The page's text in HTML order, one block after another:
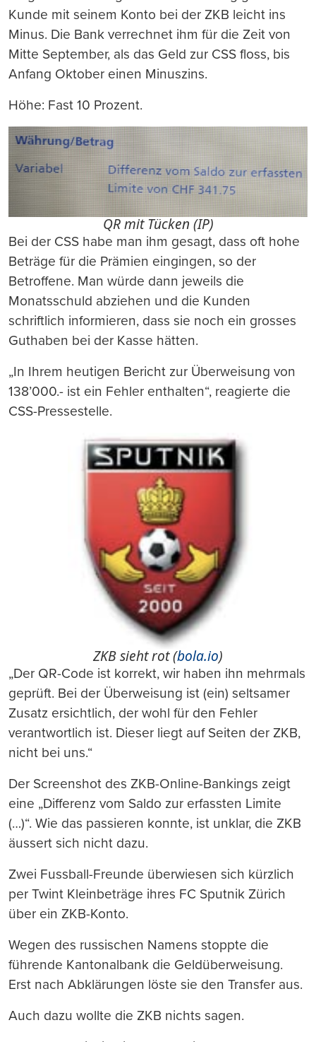
Kunde mit seinem Konto bei der ZKB leicht ins
Minus. Die Bank verrechnet ihm für die Zeit von
Mitte September, als das Geld zur CSS floss, bis
Anfang Oktober einen Minuszins.
Höhe: Fast 10 Prozent.
QR mit Tücken (IP)
Bei der CSS habe man ihm gesagt, dass oft hohe
Beträge für die Prämien eingingen, so der
Betroffene. Man würde dann jeweils die
Monatsschuld abziehen und die Kunden
schriftlich informieren, dass sie noch ein grosses
Guthaben bei der Kasse hätten.
„In Ihrem heutigen Bericht zur Überweisung von
138’000.- ist ein Fehler enthalten“, reagierte die
CSS-Pressestelle.
ZKB sieht rot (bola.io)
„Der QR-Code ist korrekt, wir haben ihn mehrmals
geprüft. Bei der Überweisung ist (ein) seltsamer
Zusatz ersichtlich, der wohl für den Fehler
verantwortlich ist. Dieser liegt auf Seiten der ZKB,
nicht bei uns.“
Der Screenshot des ZKB-Online-Bankings zeigt
eine „Differenz vom Saldo zur erfassten Limite
(…)“. Wie das passieren konnte, ist unklar, die ZKB
äussert sich nicht dazu.
Zwei Fussball-Freunde überwiesen sich kürzlich
per Twint Kleinbeträge ihres FC Sputnik Zürich
über ein ZKB-Konto.
Wegen des russischen Namens stoppte die
führende Kantonalbank die Geldüberweisung.
Erst nach Abklärungen löste sie den Transfer aus.
Auch dazu wollte die ZKB nichts sagen.